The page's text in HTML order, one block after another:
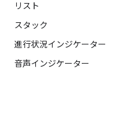
リスト
スタック
進行状況インジケーター
音声インジケーター